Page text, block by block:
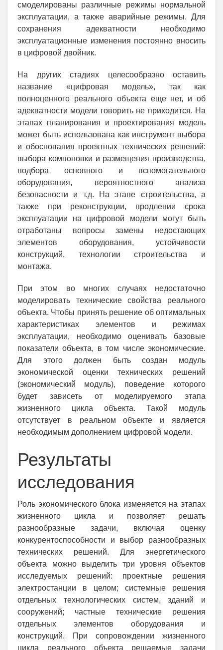
смоделированы различные режимы нормальной
эксплуатации, а также аварийные режимы. Для
сохранения адекватности необходимо
эксплуатационные изменения постоянно вносить
в цифровой двойник.
На других стадиях целесообразно оставить
название «цифровая модель», так как
полноценного реального объекта еще нет, и об
адекватности модели говорить не приходится. На
этапах планирования и проектирования модель
может быть использована как инструмент выбора
и обоснования проектных технических решений:
выбора компоновки и размещения производства,
подбора основного и вспомогательного
оборудования, вероятностного анализа
безопасности и т.д. На этапе строительства, а
также при реконструкции, продлении срока
эксплуатации на цифровой модели могут быть
отработаны вопросы замены недостающих
элементов оборудования, устойчивости
конструкций, технологии строительства и
монтажа.
При этом во многих случаях недостаточно
моделировать технические свойства реального
объекта. Чтобы принять решение об оптимальных
характеристиках элементов и режимах
эксплуатации, необходимо оценивать базовые
показатели объекта, в том числе экономические.
Для этого должен быть создан модуль
экономической оценки технических решений
(экономический модуль), поведение которого
будет зависеть от моделируемого этапа
жизненного цикла объекта. Такой модуль
отсутствует в реальном объекте и является
необходимым дополнением цифровой модели.
Результаты
исследования
Роль экономического блока изменяется на этапах
жизненного цикла и позволяет решать
разнообразные задачи, включая оценку
конкурентоспособности и выбор разнообразных
технических решений. Для энергетического
объекта можно выделить три уровня объектов
исследуемых решений: проектные решения
электростанции в целом; системные решения
отдельных технологических систем, зданий и
сооружений; частные технические решения
отдельных элементов оборудования и
конструкций. При сопровождении жизненного
цикла реального объекта решаемые задачи